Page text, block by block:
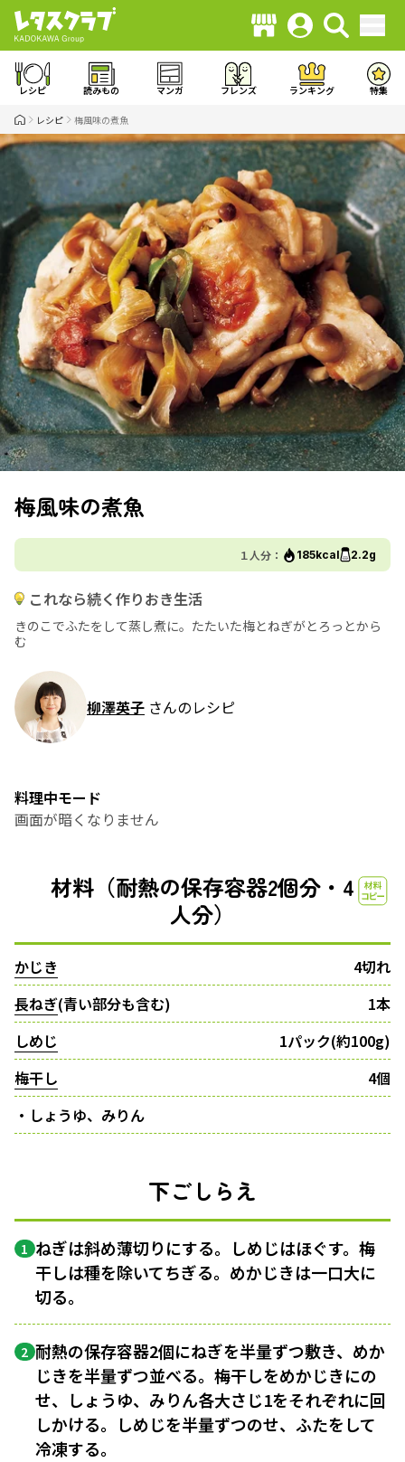
レシピ 読みもの マンガ フレンズ ランキング 特集
レシピ 梅風味の煮魚
梅風味の煮魚
１人分： 185kcal 2.2g
これなら続く作りおき生活
きのこでふたをして蒸し煮に。たたいた梅とねぎがとろっとから
む
柳澤英子 さんのレシピ
料理中モード
画面が暗くなりません
材料（耐熱の保存容器2個分・4
人分）
かじき
4切れ
長ねぎ(青い部分も含む)
1本
しめじ
1パック(約100g)
梅干し
4個
・しょうゆ、みりん
下ごしらえ
1 ねぎは斜め薄切りにする。しめじはほぐす。梅
干しは種を除いてちぎる。めかじきは一口大に
切る。
2 耐熱の保存容器2個にねぎを半量ずつ敷き、めか
じきを半量ずつ並べる。梅干しをめかじきにの
せ、しょうゆ、みりん各大さじ1をそれぞれに回
しかける。しめじを半量ずつのせ、ふたをして
冷凍する。